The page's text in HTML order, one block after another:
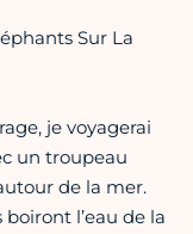
Sur La
je voyagerai
un troupeau
de la mer.
l’eau de la